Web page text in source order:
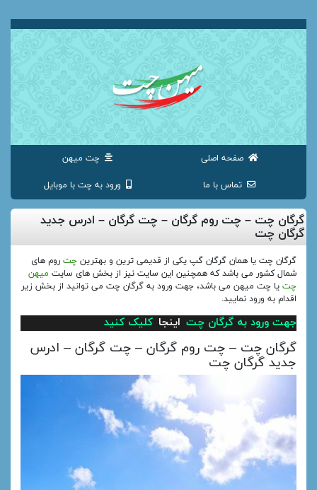
صفحه اصلی چت میهن
تماس با ما ورود به چت با موبایل
گرگان چت – چت روم گرگان – چت گرگان – ادرس جدید
گرگان چت
گرگان چت یا همان گرگان گپ یکی از قدیمی ترین و بهترین چتروم های
شمال کشور می باشد که همچنین این سایت نیز از بخش های سایت میهن
چتیا چت میهن می باشد، جهت ورود به گرگان چت می توانید از بخش زیر
اقدام به ورود نمایید.
جهت ورود به گرگان چت اینجا کلیک کنید
گرگان چت – چت روم گرگان – چت گرگان – ادرس
جدید گرگان چت